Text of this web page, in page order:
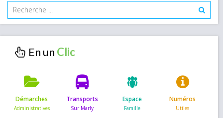
En un
Démarches Transports Espace Numéros